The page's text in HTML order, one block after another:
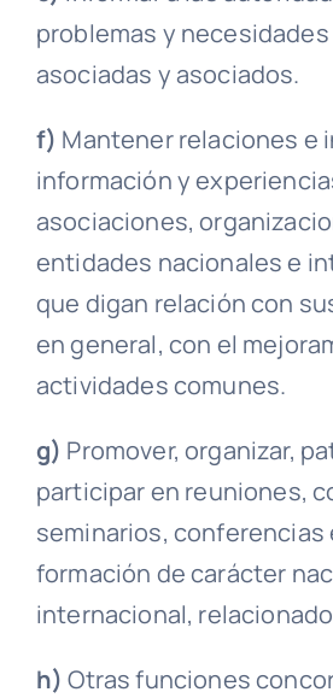
problemas y
asociadas y asociados.
f) Mantener relaciones e
información y
asociaciones,
entidades nacionales e
que digan relación con
en general, con el
actividades comunes.
g) Promover, organizar,
participar en reuniones,
seminarios, conferencias
formación de carácter
internacional,
h) Otras funciones